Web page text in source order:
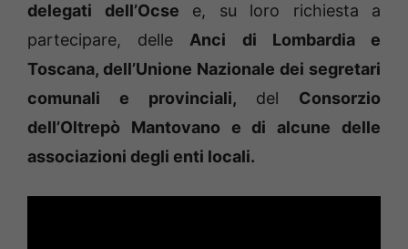
delegati dell’Ocse e, su loro richiesta a
partecipare, delle Anci di Lombardia e
Toscana, dell’Unione Nazionale dei segretari
comunali e provinciali, del Consorzio
dell’Oltrepò Mantovano e di alcune delle
associazioni degli enti locali.